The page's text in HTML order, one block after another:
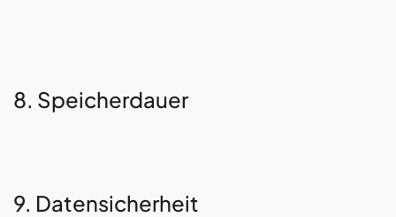
8. Speicherdauer
9. Datensicherheit